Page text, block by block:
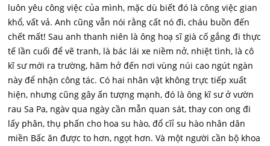
luôn yêu công việc của mình, mặc dù biết đó là công việc gian
khổ, vất vả. Anh cũng vẫn nói rằng cất nó đi, cháu buồn đến
chết mất! Sau anh thanh niên là ông hoạ sĩ già cố gắng đi thực
tế lần cuối để vẽ tranh, là bác lái xe niềm nở, nhiệt tình, là cô
kĩ sư mới ra trường, hăm hở đến nơi vùng núi cao ngút ngàn
này để nhận công tác. Có hai nhân vật không trực tiếp xuất
hiện, nhưng cũng gây ấn tượng mạnh, đó là ông kĩ sư ở vườn
rau Sa Pa, ngàv qua ngày cần mẫn quan sát, thay con ong đi
lấy phân, thụ phấn cho hoa su hào, đổ cĩỉ su hào nhân dân
miền Bấc ăn được to hơn, ngọt hơn. Và một người cần bộ khoa